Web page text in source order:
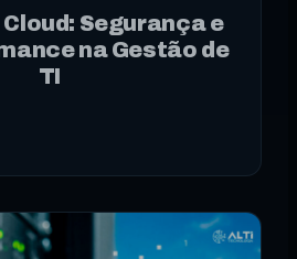
Cloud: Segurança e
na Gestão de
TI